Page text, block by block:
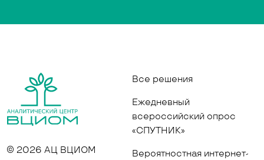
© 2026 АЦ ВЦИОМ
Все решения
Ежедневный
всероссийский опрос
«СПУТНИК»
Вероятностная интернет-